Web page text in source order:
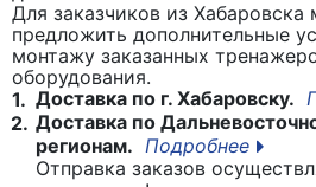
Для заказчиков из
предложить дополнительные
монтажу заказанных
оборудования.
1. Доставка по г. Хабаровску.
2. Доставка по
регионам. Подробнее
Отправка заказов